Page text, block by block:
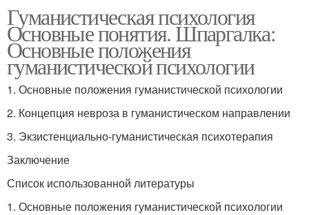
Гуманистическая психология
Основные понятия. Шпаргалка:
Основные положения
гуманистической психологии
1. Основные положения гуманистической психологии
2. Концепция невроза в гуманистическом направлении
3. Экзистенциально-гуманистическая психотерапия
Заключение
Список использованной литературы
1. Основные положения гуманистической психологии